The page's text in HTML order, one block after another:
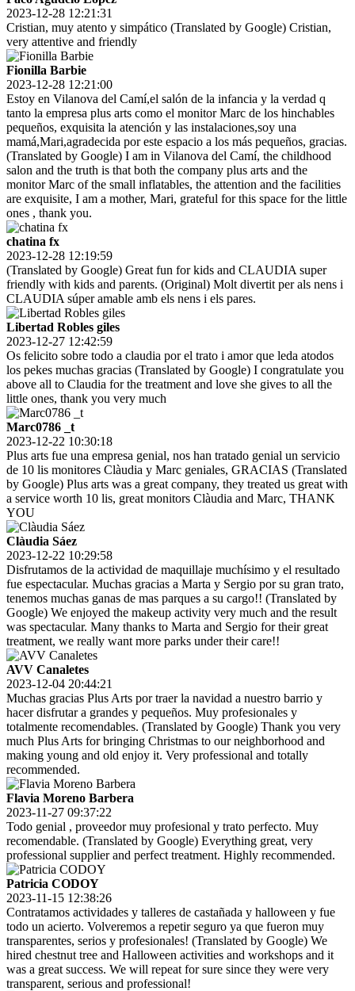
2023-12-28 12:21:31
Cristian, muy atento y simpático (Translated by Google) Cristian,
very attentive and friendly
Fionilla Barbie
2023-12-28 12:21:00
Estoy en Vilanova del Camí,el salón de la infancia y la verdad q
tanto la empresa plus arts como el monitor Marc de los hinchables
pequeños, exquisita la atención y las instalaciones,soy una
mamá,Mari,agradecida por este espacio a los más pequeños, gracias.
(Translated by Google) I am in Vilanova del Camí, the childhood
salon and the truth is that both the company plus arts and the
monitor Marc of the small inflatables, the attention and the facilities
are exquisite, I am a mother, Mari, grateful for this space for the little
ones , thank you.
chatina fx
2023-12-28 12:19:59
(Translated by Google) Great fun for kids and CLAUDIA super
friendly with kids and parents. (Original) Molt divertit per als nens i
CLAUDIA súper amable amb els nens i els pares.
Libertad Robles giles
2023-12-27 12:42:59
Os felicito sobre todo a claudia por el trato i amor que leda atodos
los pekes muchas gracias (Translated by Google) I congratulate you
above all to Claudia for the treatment and love she gives to all the
little ones, thank you very much
Marc0786 _t
2023-12-22 10:30:18
Plus arts fue una empresa genial, nos han tratado genial un servicio
de 10 lis monitores Clàudia y Marc geniales, GRACIAS (Translated
by Google) Plus arts was a great company, they treated us great with
a service worth 10 lis, great monitors Clàudia and Marc, THANK
YOU
Clàudia Sáez
2023-12-22 10:29:58
Disfrutamos de la actividad de maquillaje muchísimo y el resultado
fue espectacular. Muchas gracias a Marta y Sergio por su gran trato,
tenemos muchas ganas de mas parques a su cargo!! (Translated by
Google) We enjoyed the makeup activity very much and the result
was spectacular. Many thanks to Marta and Sergio for their great
treatment, we really want more parks under their care!!
AVV Canaletes
2023-12-04 20:44:21
Muchas gracias Plus Arts por traer la navidad a nuestro barrio y
hacer disfrutar a grandes y pequeños. Muy profesionales y
totalmente recomendables. (Translated by Google) Thank you very
much Plus Arts for bringing Christmas to our neighborhood and
making young and old enjoy it. Very professional and totally
recommended.
Flavia Moreno Barbera
2023-11-27 09:37:22
Todo genial , proveedor muy profesional y trato perfecto. Muy
recomendable. (Translated by Google) Everything great, very
professional supplier and perfect treatment. Highly recommended.
Patricia CODOY
2023-11-15 12:38:26
Contratamos actividades y talleres de castañada y halloween y fue
todo un acierto. Volveremos a repetir seguro ya que fueron muy
transparentes, serios y profesionales! (Translated by Google) We
hired chestnut tree and Halloween activities and workshops and it
was a great success. We will repeat for sure since they were very
transparent, serious and professional!